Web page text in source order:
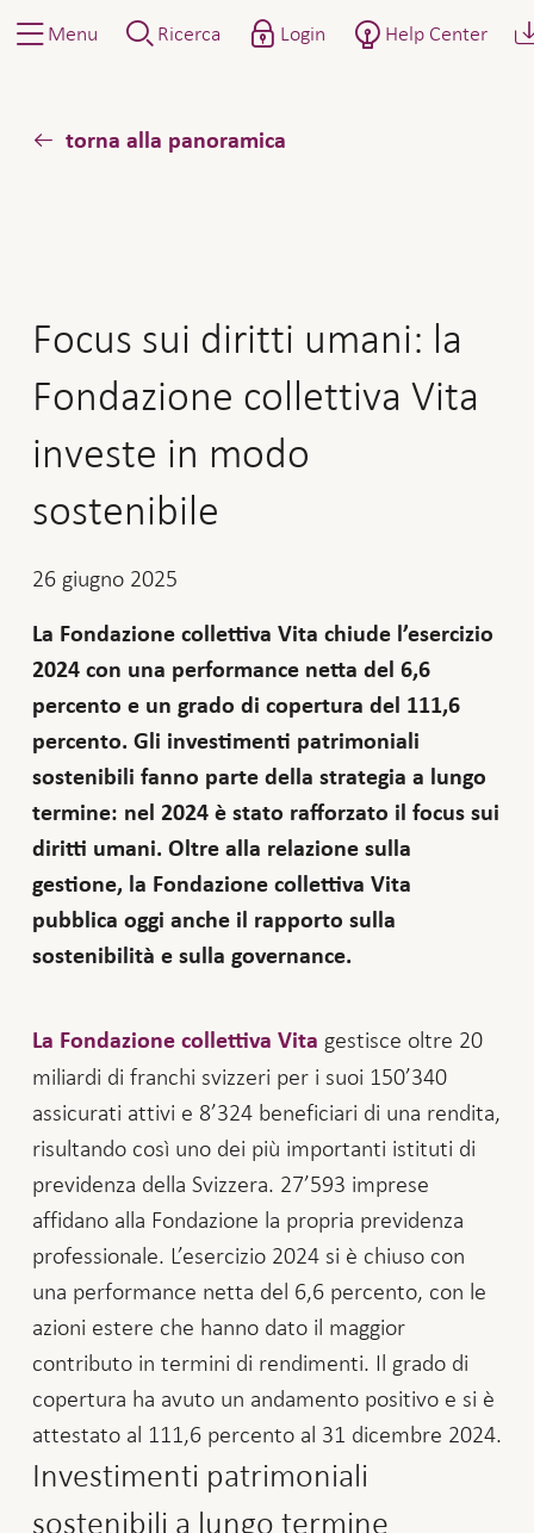
Menu Ricerca Login Help Center
torna alla panoramica
Focus sui diritti umani: la
Fondazione collettiva Vita
investe in modo
sostenibile
26 giugno 2025
La Fondazione collettiva Vita chiude l’esercizio
2024 con una performance netta del 6,6
percento e un grado di copertura del 111,6
percento. Gli investimenti patrimoniali
sostenibili fanno parte della strategia a lungo
termine: nel 2024 è stato rafforzato il focus sui
diritti umani. Oltre alla relazione sulla
gestione, la Fondazione collettiva Vita
pubblica oggi anche il rapporto sulla
sostenibilità e sulla governance.
La Fondazione collettiva Vita gestisce oltre 20
miliardi di franchi svizzeri per i suoi 150’340
assicurati attivi e 8’324 beneficiari di una rendita,
risultando così uno dei più importanti istituti di
previdenza della Svizzera. 27’593 imprese
affidano alla Fondazione la propria previdenza
professionale. L’esercizio 2024 si è chiuso con
una performance netta del 6,6 percento, con le
azioni estere che hanno dato il maggior
contributo in termini di rendimenti. Il grado di
copertura ha avuto un andamento positivo e si è
attestato al 111,6 percento al 31 dicembre 2024.
Investimenti patrimoniali
sostenibili a lungo termine